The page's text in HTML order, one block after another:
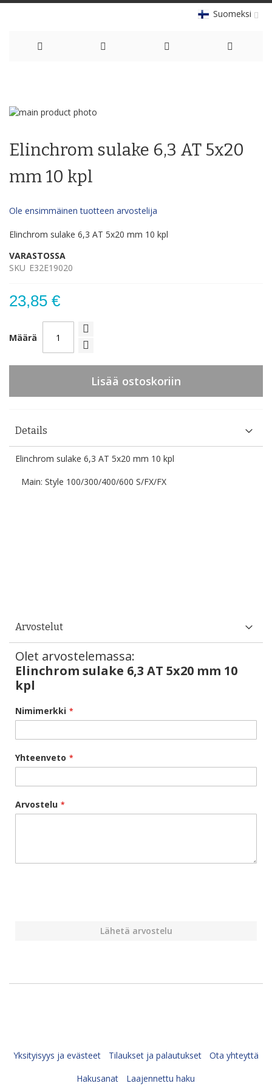
Suomeksi
Content
Skip
end
the
images
the
of
the
gallery
Elinchrom sulake 6,3 AT 5x20
mm 10 kpl
Ole ensimmäinen tuotteen arvostelija
Elinchrom sulake 6,3 AT 5x20 mm 10 kpl
VARASTOSSA
SKU E32E19020
23,85 €
Määrä
Lisää ostoskoriin
Details
Elinchrom sulake 6,3 AT 5x20 mm 10 kpl
Main: Style 100/300/400/600 S/FX/FX
Arvostelut
Olet arvostelemassa:
Elinchrom sulake 6,3 AT 5x20 mm 10
kpl
Nimimerkki
Yhteenveto
Arvostelu
Lähetä arvostelu
Yksityisyys ja evästeet Tilaukset ja palautukset
Ota yhteyttä
Hakusanat
Laajennettu haku